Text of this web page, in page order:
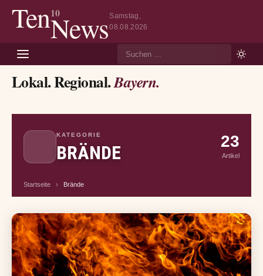
Ten10
NewsSamstag,
08.08.2026
Lokal. Regional.Bayern.
KATEGORIE
BRÄNDE
23
Artikel
Startseite › Brände